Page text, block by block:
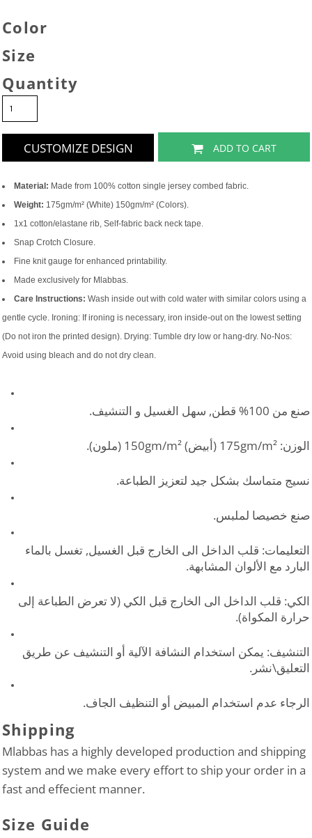
Color
Size
Quantity
CUSTOMIZE DESIGN ADD TO CART
Material: Made from 100% cotton single jersey combed fabric.
Weight: 175gm/m² (White) 150gm/m² (Colors).
1x1 cotton/elastane rib, Self-fabric back neck tape.
Snap Crotch Closure.
Fine knit gauge for enhanced printability.
Made exclusively for Mlabbas.
Care Instructions: Wash inside out with cold water with similar colors using a
gentle cycle. Ironing: If ironing is necessary, iron inside-out on the lowest setting
(Do not iron the printed design). Drying: Tumble dry low or hang-dry. No-Nos:
Avoid using bleach and do not dry clean.
صنع من 100% قطن, سهل الغسيل و التنشيف.
الوزن: 175gm/m² (أبيض) 150gm/m² (ملون).
نسيج متماسك بشكل جيد لتعزيز الطباعة.
صنع خصيصا لملبس.
التعليمات: قلب الداخل الى الخارج قبل الغسيل, تغسل بالماء
البارد مع الألوان المشابهة.
الكي: قلب الداخل الى الخارج قبل الكي (لا تعرض الطباعة إلى
حرارة المكواة).
التنشيف: يمكن استخدام النشافة الآلية أو التنشيف عن طريق
التعليق\نشر.
الرجاء عدم استخدام المبيض أو التنظيف الجاف.
Shipping
Mlabbas has a highly developed production and shipping
system and we make every effort to ship your order in a
fast and effecient manner.
Size Guide